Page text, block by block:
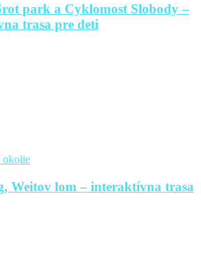
park a Cyklomost Slobody –
trasa pre deti
okolie
Weitov lom – interaktívna trasa